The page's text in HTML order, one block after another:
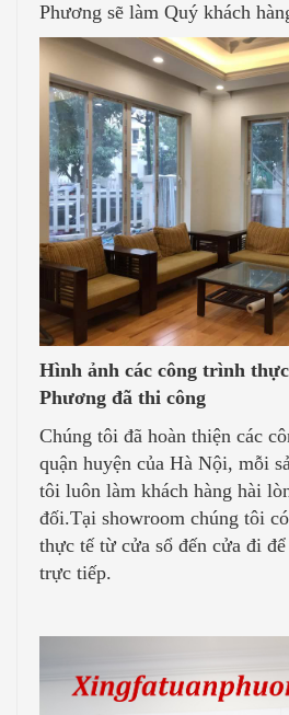
Phương sẽ làm Quý khách
Hình ảnh các công trình
Phương đã thi công
Chúng tôi đã hoàn thiện các
quận huyện của Hà Nội, mỗi
tôi luôn làm khách hàng hài
đối.Tại showroom chúng tôi
thực tế từ cửa sổ đến cửa đi
trực tiếp.